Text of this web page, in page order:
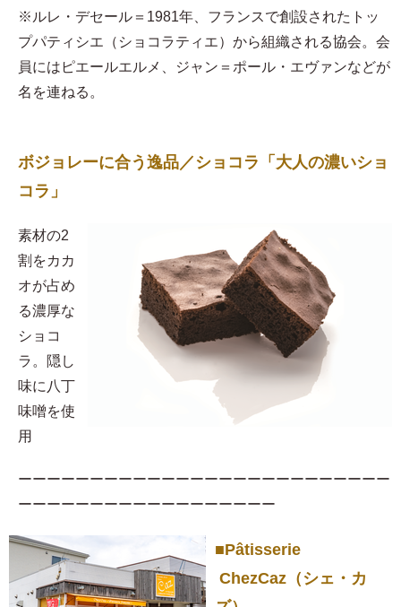
※ルレ・デセール＝1981年、フランスで創設されたトッ
プパティシエ（ショコラティエ）から組織される協会。会
員にはピエールエルメ、ジャン＝ポール・エヴァンなどが
名を連ねる。
ボジョレーに合う逸品／ショコラ「大人の濃いショ
コラ」
素材の2
割をカカ
オが占め
る濃厚な
ショコ
ラ。隠し
味に八丁
味噌を使
用​
ーーーーーーーーーーーーーーーーーーーーーーーーーー
ーーーーーーーーーーーーーーーーーー
■Pâtisserie
ChezCaz（シェ・カ